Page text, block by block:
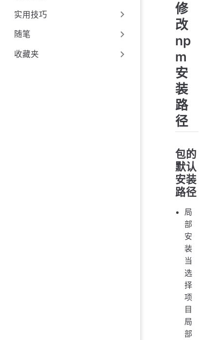
实用技巧
随笔
收藏夹
修
改
np
m
安
装
路
径
包的
默认
安装
路径
局
部
安
装
当
选
择
项
目
局
部